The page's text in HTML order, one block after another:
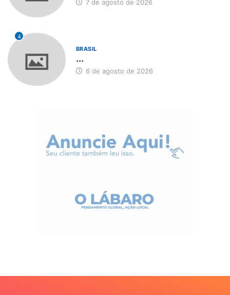
7 de agosto de 2026
4
BRASIL
...
6 de agosto de 2026